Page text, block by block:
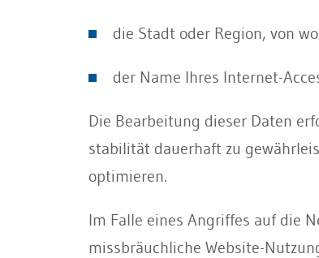
die Stadt oder Region, von
der Name Ihres Internet-
Die Bearbeitung dieser Daten
stabilität dauerhaft zu
optimieren.
Im Falle eines Angriffes auf die
missbräuchliche Website-